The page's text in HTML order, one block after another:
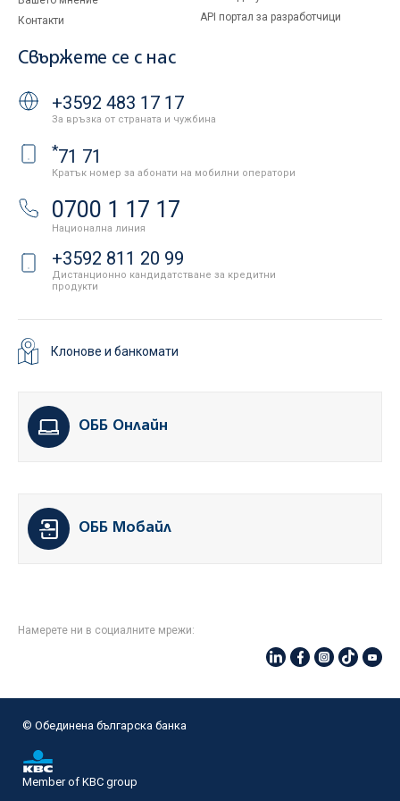
Контакти
API портал за разработчици
Свържете се с нас
+3592 483 17 17
За връзка от страната и чужбина
*71 71
Кратък номер за абонати на мобилни оператори
0700 1 17 17
Национална линия
+3592 811 20 99
Дистанционно кандидатстване за кредитни
продукти
Клонове и банкомати
ОББ Онлайн
ОББ Мобайл
Намерете ни в социалните мрежи:
© Oбединена българска банка
Member of KBC group